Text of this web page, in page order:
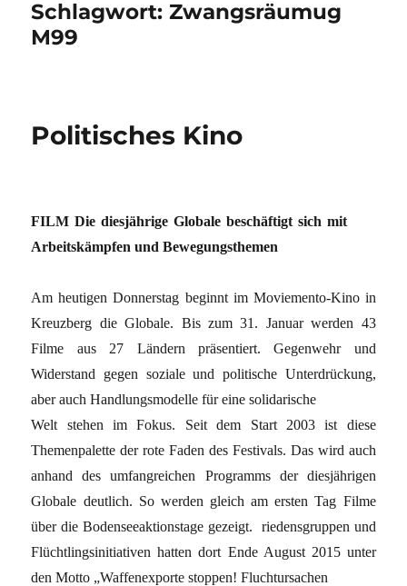
Schlagwort:Zwangsräumug
M99
Politisches Kino
FILM Die diesjährige Globale beschäftigt sich mit
Arbeitskämpfen und Bewegungsthemen
Am heutigen Donnerstag beginnt im Moviemento-Kino in
Kreuzberg die Globale. Bis zum 31. Januar werden 43
Filme aus 27 Ländern präsentiert. Gegenwehr und
Widerstand gegen soziale und politische Unterdrückung,
aber auch Handlungsmodelle für eine solidarische
Welt stehen im Fokus. Seit dem Start 2003 ist diese
Themenpalette der rote Faden des Festivals. Das wird auch
anhand des umfangreichen Programms der diesjährigen
Globale deutlich. So werden gleich am ersten Tag Filme
über die Bodenseeaktionstage gezeigt. riedensgruppen und
Flüchtlingsinitiativen hatten dort Ende August 2015 unter
den Motto „Waffenexporte stoppen! Fluchtursachen